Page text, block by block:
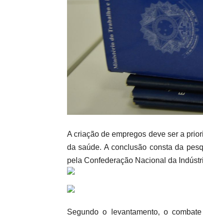
A criação de empregos deve ser a
da saúde. A conclusão consta da
pela Confederação Nacional da
Segundo o levantamento, o